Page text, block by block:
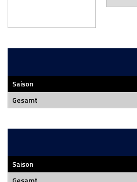
Saison
Gesamt
Saison